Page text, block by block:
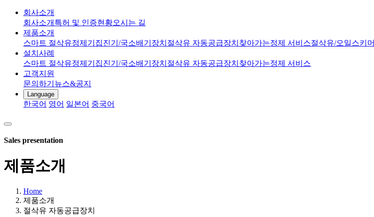
회사소개
회사소개 특허 및 인증현황오시는 길
제품소개
스마트 절삭유정제기 집진기/국소배기장치 절삭유 자동공급장치 찾아가는정제 서비스절삭유/오일스키머
설치사례
스마트 절삭유정제기 집진기/국소배기장치 절삭유 자동공급장치 찾아가는정제 서비스
고객지원
문의하기 뉴스&공지
Language
한국어 영어 일본어 중국어
Sales presentation
제품소개
Home
제품소개
절삭유 자동공급장치